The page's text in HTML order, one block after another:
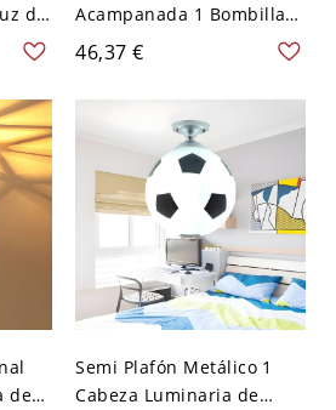
de
120
Acampanada 1 Bombilla
Luminaria de Techo
Metálica para Pasillo -
Negro 110 A 120 V
46,37 €
de
Semi Plafón Metálico 1
Cabeza Luminaria de